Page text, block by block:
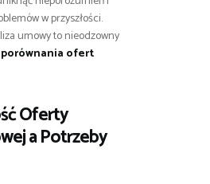
w przyszłości.
umowy to nieodzowny
porównania ofert
Oferty
a Potrzeby